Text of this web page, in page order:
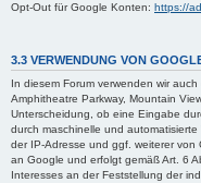
Opt-Out für Google Konten: https://
3.3 VERWENDUNG VON
In diesem Forum verwenden wir
Amphitheatre Parkway, Mountain
Unterscheidung, ob eine Eingabe
durch maschinelle und
der IP-Adresse und ggf. weiterer von
an Google und erfolgt gemäß Art. 6
Interesses an der Feststellung der